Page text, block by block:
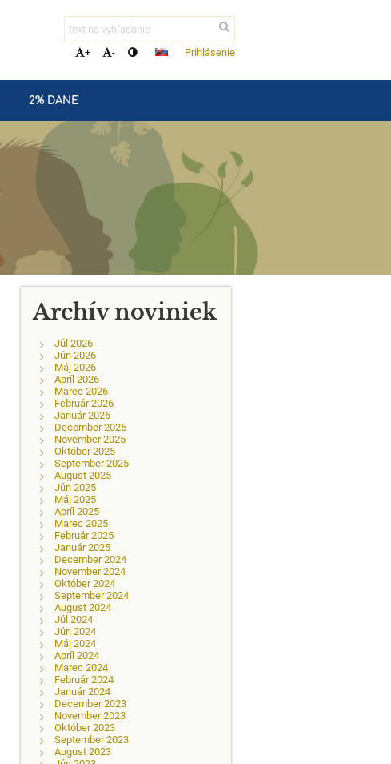
+ - Prihlásenie
2% DANE
Archív noviniek
Júl 2026
Jún 2026
Máj 2026
Apríl 2026
Marec 2026
Február 2026
Január 2026
December 2025
November 2025
Október 2025
September 2025
August 2025
Jún 2025
Máj 2025
Apríl 2025
Marec 2025
Február 2025
Január 2025
December 2024
November 2024
Október 2024
September 2024
August 2024
Júl 2024
Jún 2024
Máj 2024
Apríl 2024
Marec 2024
Február 2024
Január 2024
December 2023
November 2023
Október 2023
September 2023
August 2023